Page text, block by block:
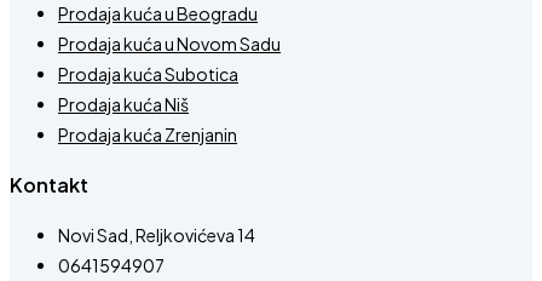
Prodaja kuća u Beogradu
Prodaja kuća u Novom Sadu
Prodaja kuća Subotica
Prodaja kuća Niš
Prodaja kuća Zrenjanin
Kontakt
Novi Sad, Reljkovićeva 14
0641594907